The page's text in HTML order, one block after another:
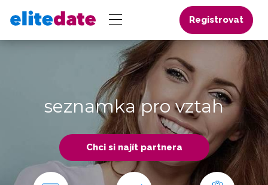
Registrovat
seznamka pro vztah
Chci si najít partnera